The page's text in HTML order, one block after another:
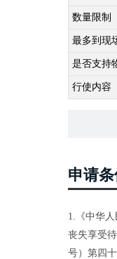
数量限制
最多到现
是否支持
行使内容
申请
1.《中华
丧失享受
号）第四